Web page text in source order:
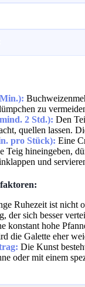
zu
2 Std.): Den
quellen lassen.
pro Stück): Eine
Teig hineingeben,
und
Ruhezeit ist nicht
der sich besser
konstant hohe
die Galette eher
Die Kunst
oder mit einem